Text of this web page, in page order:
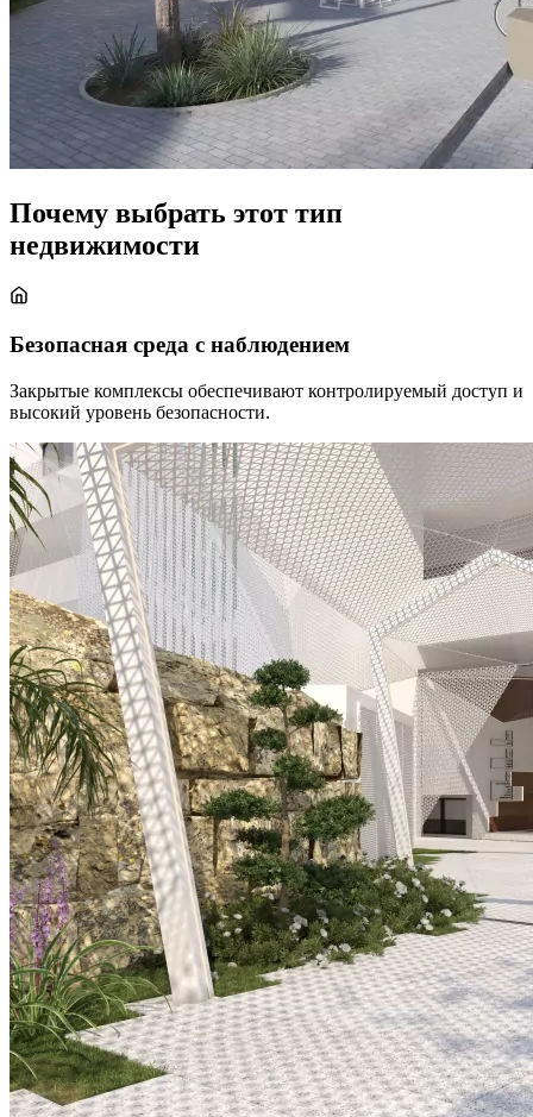
Почему выбрать этот тип
недвижимости
Безопасная среда с наблюдением
Закрытые комплексы обеспечивают контролируемый доступ и
высокий уровень безопасности.